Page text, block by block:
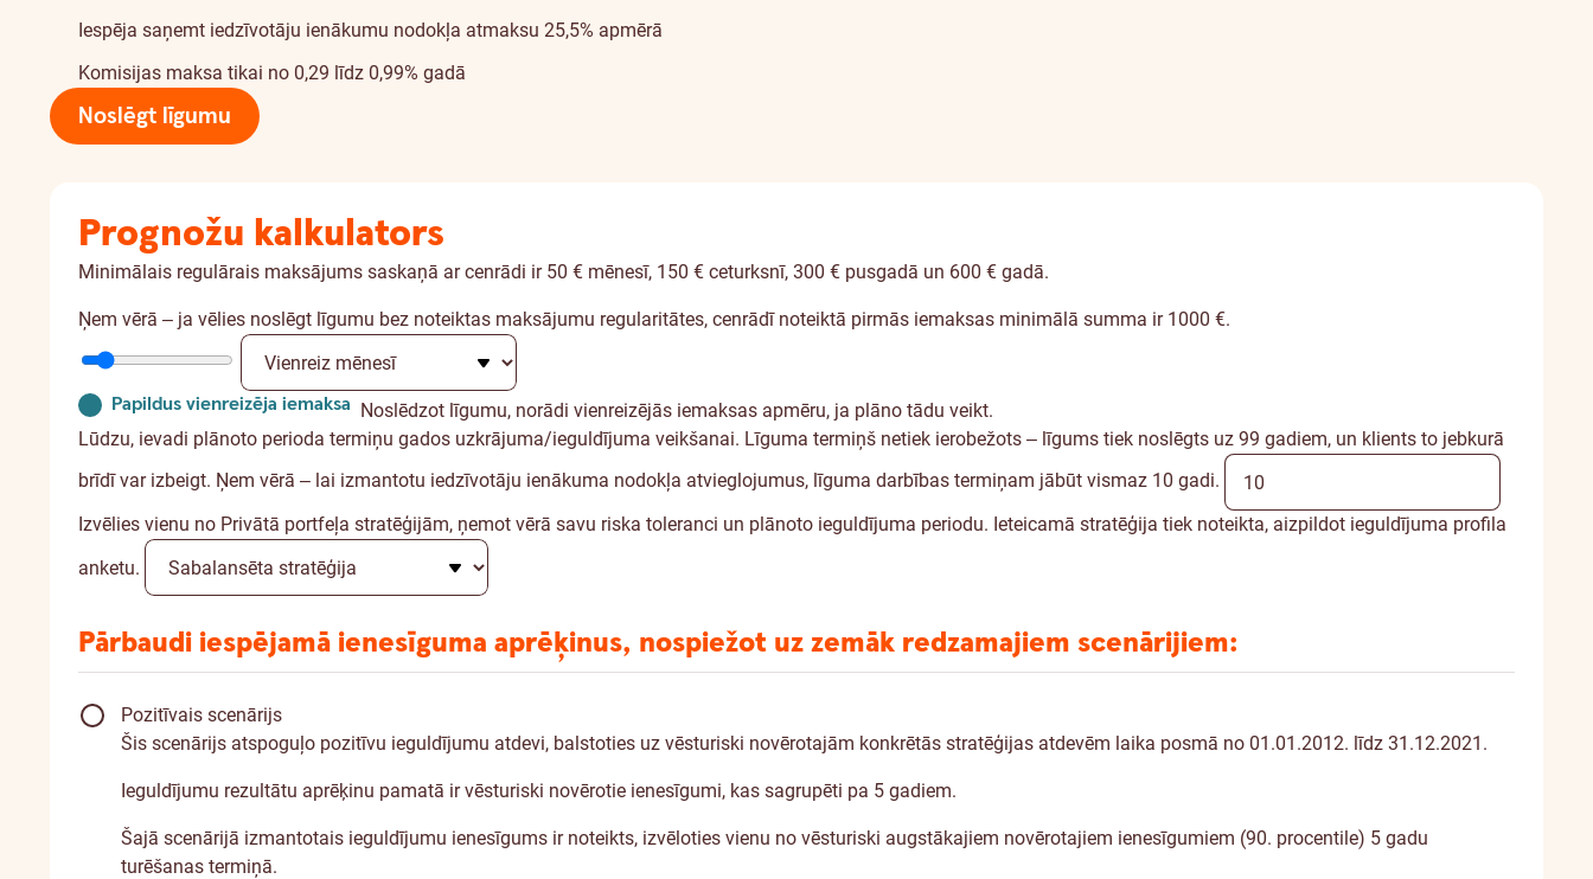
Iespēja saņemt iedzīvotāju ienākumu nodokļa atmaksu 25,5% apmērā
Komisijas maksa tikai no 0,29 līdz 0,99% gadā
Noslēgt līgumu
Prognožu kalkulators
Minimālais regulārais maksājums saskaņā ar cenrādi ir 50 € mēnesī, 150 € ceturksnī, 300 € pusgadā un 600 € gadā.
Ņem vērā ‒ ja vēlies noslēgt līgumu bez noteiktas maksājumu regularitātes, cenrādī noteiktā pirmās iemaksas minimālā summa ir 1000 €.
Papildus vienreizēja iemaksa Noslēdzot līgumu, norādi vienreizējās iemaksas apmēru, ja plāno tādu veikt.
Lūdzu, ievadi plānoto perioda termiņu gados uzkrājuma/ieguldījuma veikšanai. Līguma termiņš netiek ierobežots ‒ līgums tiek noslēgts uz 99 gadiem, un klients to jebkurā
brīdī var izbeigt. Ņem vērā ‒ lai izmantotu iedzīvotāju ienākuma nodokļa atvieglojumus, līguma darbības termiņam jābūt vismaz 10 gadi.
Izvēlies vienu no Privātā portfeļa stratēģijām, ņemot vērā savu riska toleranci un plānoto ieguldījuma periodu. Ieteicamā stratēģija tiek noteikta, aizpildot ieguldījuma profila
anketu.
Pārbaudi iespējamā ienesīguma aprēķinus, nospiežot uz zemāk redzamajiem scenārijiem:
Pozitīvais scenārijs
Šis scenārijs atspoguļo pozitīvu ieguldījumu atdevi, balstoties uz vēsturiski novērotajām konkrētās stratēģijas atdevēm laika posmā no 01.01.2012. līdz 31.12.2021.
Ieguldījumu rezultātu aprēķinu pamatā ir vēsturiski novērotie ienesīgumi, kas sagrupēti pa 5 gadiem.
Šajā scenārijā izmantotais ieguldījumu ienesīgums ir noteikts, izvēloties vienu no vēsturiski augstākajiem novērotajiem ienesīgumiem (90. procentile) 5 gadu
turēšanas termiņā.